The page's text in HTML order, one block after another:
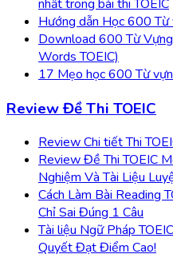
nhất trong bài thi TOEIC
Hướng dẫn Học 600 Từ
Download 600 Từ
Words TOEIC)
17 Mẹo học 600 Từ
Review Đề Thi TOEIC
Review Chi tiết Thi
Review Đề Thi TOEIC
Nghiệm Và Tài Liệu
Cách Làm Bài Reading
Chỉ Sai Đúng 1 Câu
Tài liệu Ngữ Pháp
Quyết Đạt Điểm Cao!